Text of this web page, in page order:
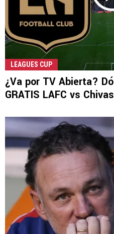
LEAGUES CUP
¿Va por TV Abierta?
GRATIS LAFC vs Chivas